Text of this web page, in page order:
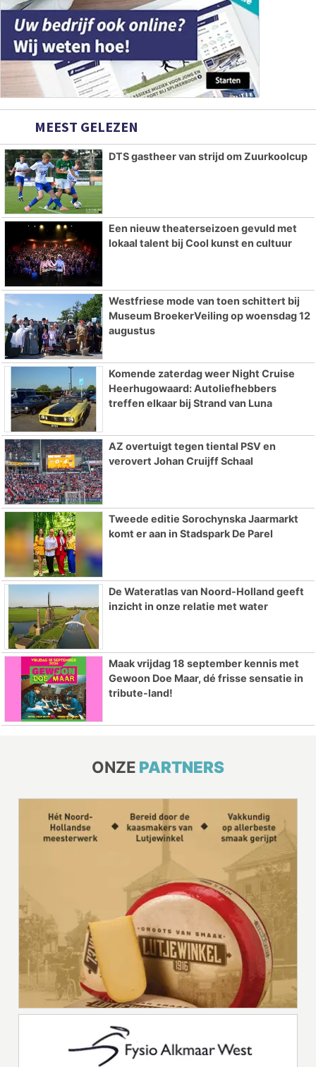
MEEST GELEZEN
DTS gastheer van strijd om Zuurkoolcup
Een nieuw theaterseizoen gevuld met
lokaal talent bij Cool kunst en cultuur
Westfriese mode van toen schittert bij
Museum BroekerVeiling op woensdag 12
augustus
Komende zaterdag weer Night Cruise
Heerhugowaard: Autoliefhebbers
treffen elkaar bij Strand van Luna
AZ overtuigt tegen tiental PSV en
verovert Johan Cruijff Schaal
Tweede editie Sorochynska Jaarmarkt
komt er aan in Stadspark De Parel
De Wateratlas van Noord-Holland geeft
inzicht in onze relatie met water
Maak vrijdag 18 september kennis met
Gewoon Doe Maar, dé frisse sensatie in
tribute-land!
ONZE PARTNERS